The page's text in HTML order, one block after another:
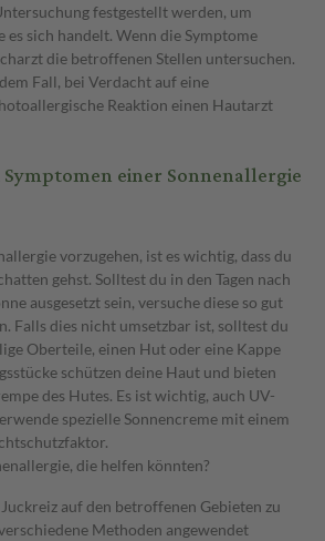
festgestellt werden, um
es sich handelt. Wenn die Symptome
die betroffenen Stellen untersuchen.
Fall, bei Verdacht auf eine
Reaktion einen Hautarzt
einer Sonnenallergie
vorzugehen, ist es wichtig, dass du
gehst. Solltest du in den Tagen nach
ausgesetzt sein, versuche diese so gut
Falls dies nicht umsetzbar ist, solltest du
Oberteile, einen Hut oder eine Kappe
schützen deine Haut und bieten
des Hutes. Es ist wichtig, auch UV-
spezielle Sonnencreme mit einem
die helfen könnten?
auf den betroffenen Gebieten zu
Methoden angewendet